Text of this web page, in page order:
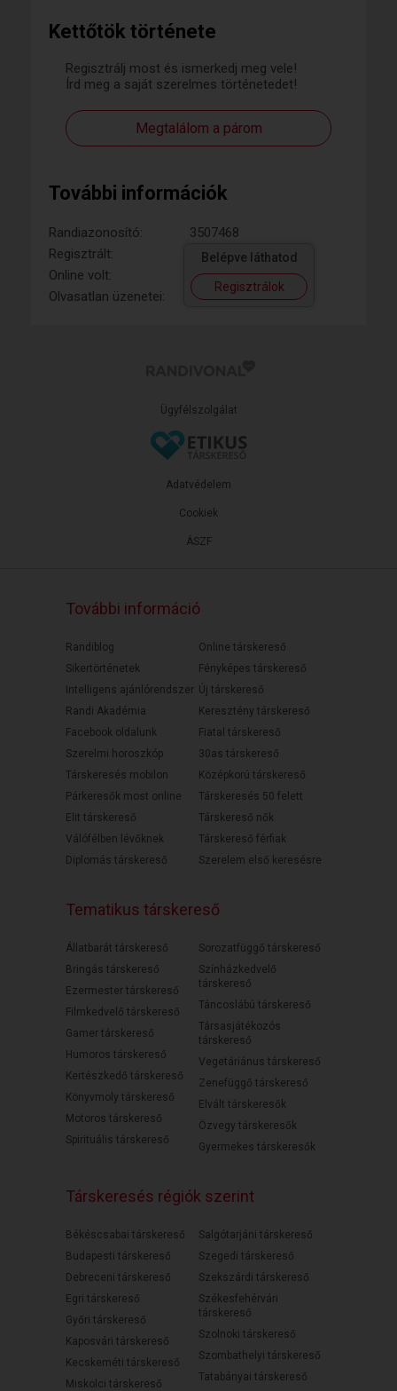
Kettőtök története
Regisztrálj most és ismerkedj meg vele!
Írd meg a saját szerelmes történetedet!
Megtalálom a párom
További információk
Randiazonosító:
3507468
Regisztrált:
Online volt:
Olvasatlan üzenetei:
Belépve láthatod
Regisztrálok
Ügyfélszolgálat
ÁSZF
Adatvédelem
Cookiek
További információ
Randiblog
Sikertörténetek
Intelligens ajánlórendszer
Randi Akadémia
Facebook oldalunk
Szerelmi horoszkóp
Társkeresés mobilon
Párkeresők most online
Elit társkereső
Válófélben lévőknek
Diplomás társkereső
Online társkereső
Fényképes társkereső
Új társkereső
Keresztény társkereső
Fiatal társkereső
30as társkereső
Középkorú társkereső
Társkeresés 50 felett
Társkereső nők
Társkereső férfiak
Szerelem első keresésre
Tematikus társkereső
Állatbarát társkereső
Bringás társkereső
Ezermester társkereső
Filmkedvelő társkereső
Gamer társkereső
Humoros társkereső
Kertészkedő társkereső
Könyvmoly társkereső
Motoros társkereső
Spirituális társkereső
Sorozatfüggő társkereső
Színházkedvelő
társkereső
Táncoslábú társkereső
Társasjátékozós
társkereső
Vegetáriánus társkereső
Zenefüggő társkereső
Elvált társkeresők
Özvegy társkeresők
Gyermekes társkeresők
Társkeresés régiók szerint
Békéscsabai társkereső
Budapesti társkereső
Debreceni társkereső
Egri társkereső
Győri társkereső
Kaposvári társkereső
Kecskeméti társkereső
Miskolci társkereső
Salgótarjáni társkereső
Szegedi társkereső
Szekszárdi társkereső
Székesfehérvári
társkereső
Szolnoki társkereső
Szombathelyi társkereső
Tatabányai társkereső